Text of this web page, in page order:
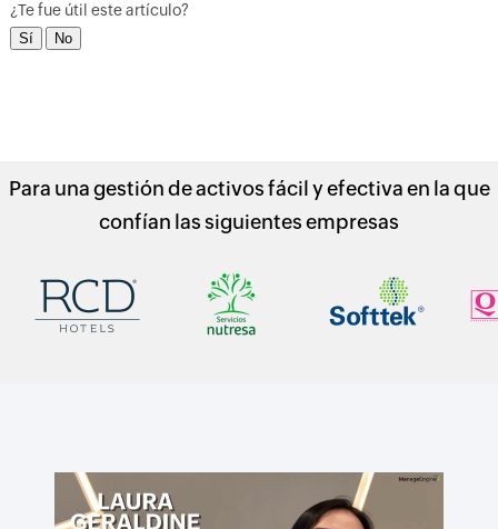
¿Te fue útil este artículo?
Para una gestión de activos fácil y efectiva en la que
confían las siguientes empresas